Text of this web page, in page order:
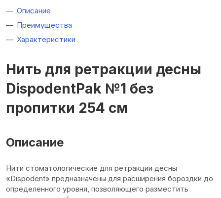
Описание
Преимущества
Характеристики
Нить для ретракции десны
DispodentPak №1 без
пропитки 254 см
Описание
Нити стоматологические для ретракции десны
«Dispodent» предназначены для расширения бороздки до
определенного уровня, позволяющего разместить